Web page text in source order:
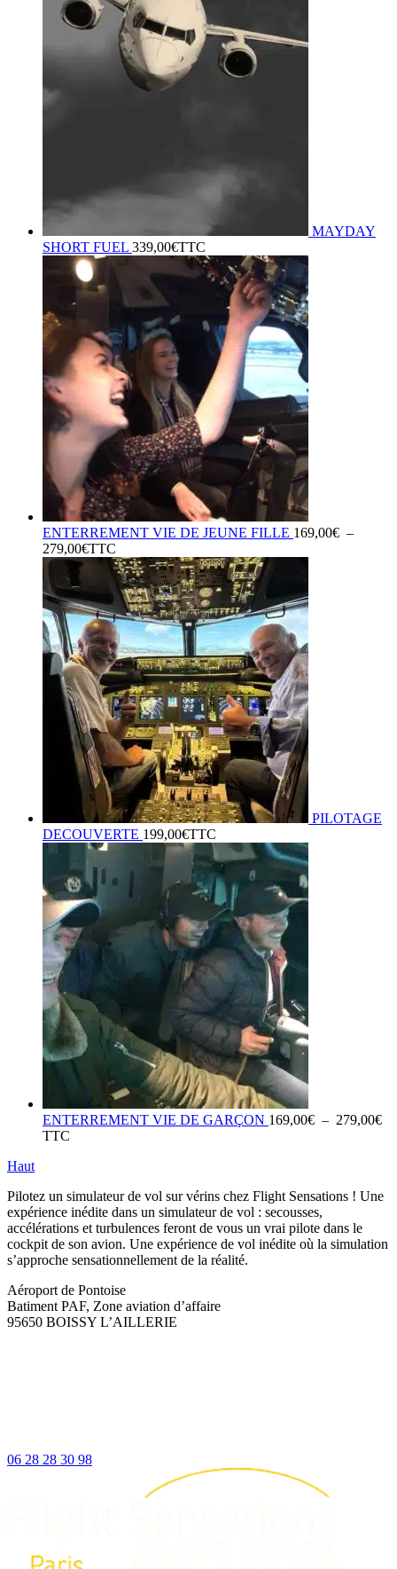
MAYDAY
SHORT FUEL 339,00€TTC
ENTERREMENT VIE DE JEUNE FILLE 169,00€ –
279,00€Plage
de
prix :
169,00€
à
279,00€
TTC
PILOTAGE
DECOUVERTE 199,00€TTC
ENTERREMENT VIE DE GARÇON 169,00€ – 279,00€
TTC
Haut
Pilotez un simulateur de vol sur vérins chez Flight Sensations ! Une
expérience inédite dans un simulateur de vol : secousses,
accélérations et turbulences feront de vous un vrai pilote dans le
cockpit de son avion. Une expérience de vol inédite où la simulation
s’approche sensationnellement de la réalité.
Aéroport de Pontoise
Batiment PAF, Zone aviation d’affaire
95650 BOISSY L’AILLERIE
06 28 28 30 98